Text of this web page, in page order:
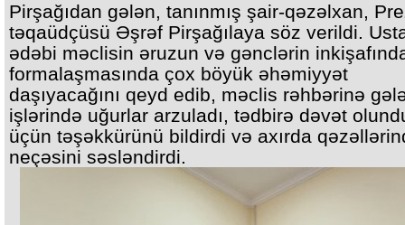
Pirşağıdan gələn, tanınmış şair-qəzəlxan,
təqaüdçüsü Əşrəf Pirşağılaya söz verildi.
ədəbi məclisin əruzun və gənclərin
formalaşmasında çox böyük əhəmiyyət
daşıyacağını qeyd edib, məclis rəhbərinə
işlərində uğurlar arzuladı, tədbirə dəvət
üçün təşəkkürünü bildirdi və axırda
neçəsini səsləndirdi.